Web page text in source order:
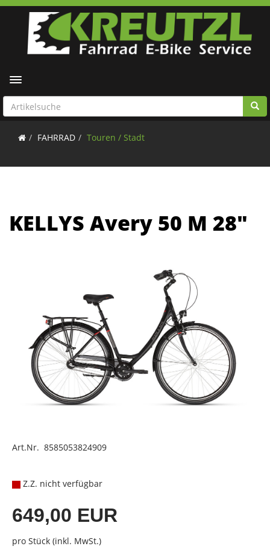
Toggle navigation
FAHRRAD Touren / Stadt
KELLYS Avery 50 M 28"
Art.Nr. 8585053824909
Z.Z. nicht verfügbar
649,00 EUR
pro Stück (inkl. MwSt.)